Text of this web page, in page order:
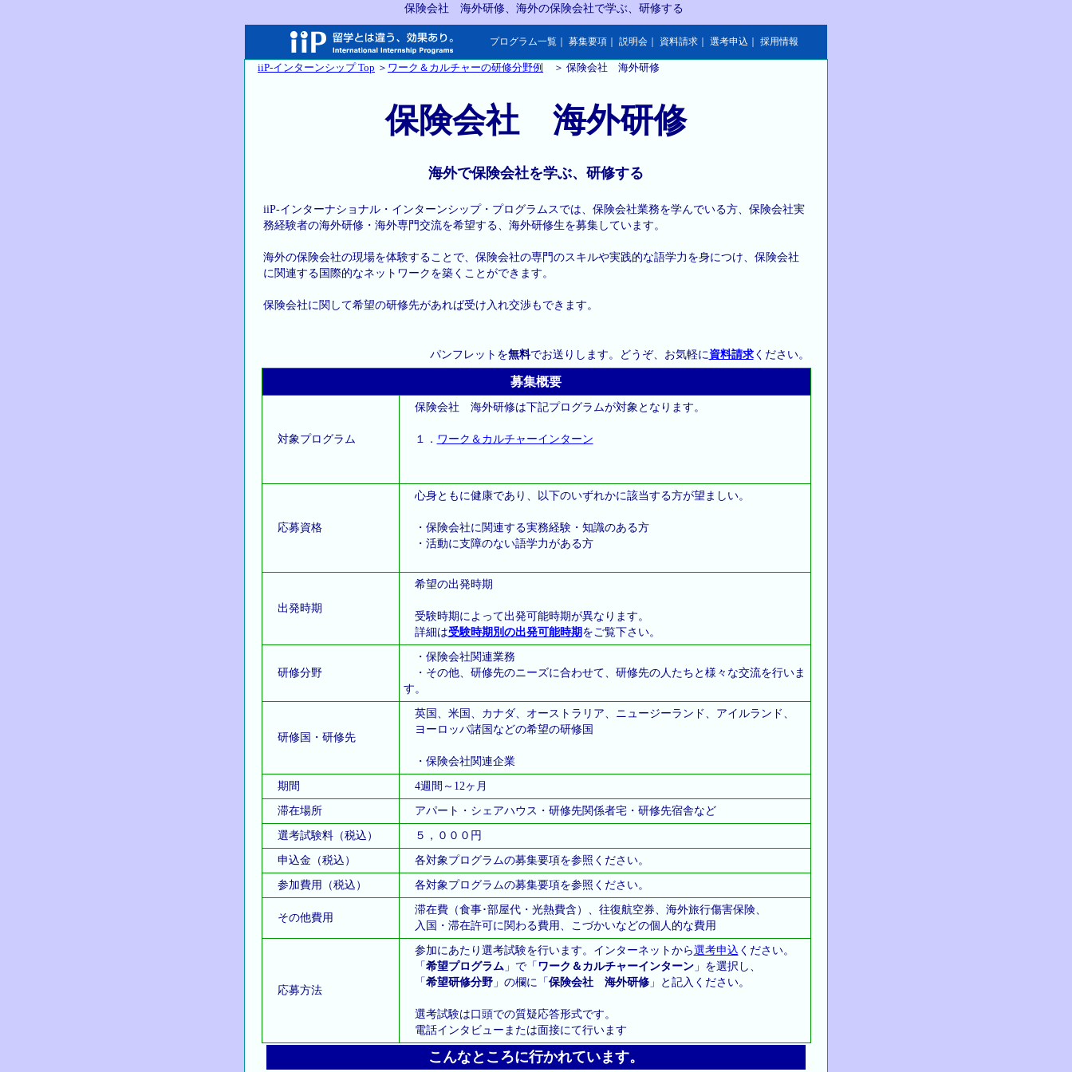
保険会社 海外研修、海外の保険会社で学ぶ、研修する
プログラム一覧｜ 募集要項｜ 説明会｜ 資料請求｜ 選考申込 採用情報
iiP-インターンシップ Top ＞ ワーク＆カルチャーの研修分野例 ＞ 保険会社 海外研修
保険会社 海外研修
海外で保険会社を学ぶ、研修する
iiP-インターナショナル・インターンシップ・プログラムスでは、保険会社業務を学んでいる方、保険会社実
務経験者の海外研修・海外専門交流を希望する、海外研修生を募集しています。
海外の保険会社の現場を体験することで、保険会社の専門のスキルや実践的な語学力を身につけ、保険会社
に関連する国際的なネットワークを築くことができます。
保険会社に関して希望の研修先があれば受け入れ交渉もできます。
パンフレットを無料でお送りします。どうぞ、お気軽に資料請求ください。
募集概要
対象プログラム
保険会社 海外研修は下記プログラムが対象となります。
１． ワーク＆カルチャーインターン
応募資格
心身ともに健康であり、以下のいずれかに該当する方が望ましい。
・保険会社に関連する実務経験・知識のある方
・活動に支障のない語学力がある方
出発時期
希望の出発時期
受験時期によって出発可能時期が異なります。
詳細は受験時期別の出発可能時期 をご覧下さい。
研修分野
・保険会社関連業務
・その他、研修先のニーズに合わせて、研修先の人たちと様々な交流を行いま
す。
研修国・研修先
英国、米国、カナダ、オーストラリア、ニュージーランド、アイルランド、
ヨーロッパ諸国などの希望の研修国
・保険会社関連企業
期間 4週間～12ヶ月
滞在場所 アパート・シェアハウス・研修先関係者宅・研修先宿舎など
選考試験料（税込） ５，０００円
申込金（税込） 各対象プログラムの募集要項を参照ください。
参加費用（税込） 各対象プログラムの募集要項を参照ください。
その他費用
滞在費（食事･部屋代・光熱費含）、往復航空券、海外旅行傷害保険、
入国・滞在許可に関わる費用、こづかいなどの個人的な費用
応募方法
参加にあたり選考試験を行います。インターネットから選考申込 ください。
「 希望プログラム」で「 ワーク＆カルチャーインターン」を選択し、
「 希望研修分野」の欄に「 保険会社 海外研修」と記入ください。
選考試験は口頭での質疑応答形式です。
電話インタビューまたは面接にて行います
こんなところに行かれています。